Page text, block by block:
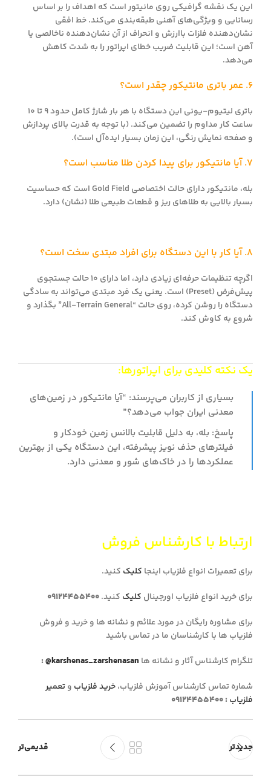
این یک نقشه گرافیکی روی مانیتور است که اهداف را بر اساس
رسانایی و ویژگی‌های آهنی طبقه‌بندی می‌کند. خط افقی
نشان‌دهنده فلزات باارزش و انحراف از آن نشان‌دهنده ناخالصی یا
آهن است؛ این قابلیت ضریب خطای اپراتور را به شدت کاهش
می‌دهد.
۶. عمر باتری مانتیکور چقدر است؟
باتری لیتیوم-یونی این دستگاه با هر بار شارژ کامل حدود ۹ تا ۱۰
ساعت کار مداوم را تضمین می‌کند. (با توجه به قدرت بالای پردازش
و صفحه نمایش رنگی، این زمان بسیار ایده‌آل است).
۷. آیا مانتیکور برای پیدا کردن طلا مناسب است؟
بله، مانتیکور دارای حالت اختصاصی Gold Field است که حساسیت
بسیار بالایی به طلاهای ریز و قطعات طبیعی طلا (نشان) دارد.
۸. آیا کار با این دستگاه برای افراد مبتدی سخت است؟
اگرچه تنظیمات حرفه‌ای زیادی دارد، اما دارای ۱۰ حالت جستجوی
پیش‌فرض (Preset) است. یعنی یک فرد مبتدی می‌تواند به سادگی
دستگاه را روشن کرده، روی حالت “All-Terrain General” بگذارد و
شروع به کاوش کند.
یک نکته کلیدی برای اپراتورها:
بسیاری از کاربران می‌پرسند: “آیا مانتیکور در زمین‌های
معدنی ایران جواب می‌دهد؟”
پاسخ: بله، به دلیل قابلیت بالانس زمین خودکار و
فیلترهای حذف نویز پیشرفته، این دستگاه یکی از بهترین
عملکردها را در خاک‌های شور و معدنی دارد.
ارتباط با کارشناس فروش
برای تعمیرات انواع فلزیاب اینجا کلیک کنید.
برای خرید انواع فلزیاب اورجینال کلیک کنید.09124455400
برای مشاوره رایگان در مورد علائم و نشانه ها و خرید و فروش
فلزیاب ها با کارشناسان ما در تماس باشید
تلگرام کارشناس آثار و نشانه ها
:@karshenas_zarshenasan
شماره تماس کارشناس آموزش فلزیاب،خرید فلزیاب وتعمیر
فلزیاب :
09124455400
جدیدتر قدیمی‌تر